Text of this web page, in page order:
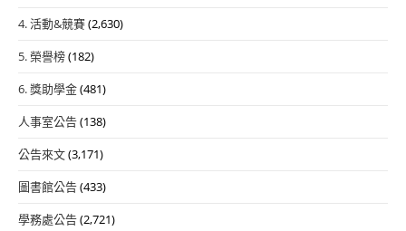
4. 活動&競賽(2,630)
5. 榮譽榜(182)
6. 獎助學金(481)
人事室公告(138)
公告來文(3,171)
圖書館公告(433)
學務處公告(2,721)